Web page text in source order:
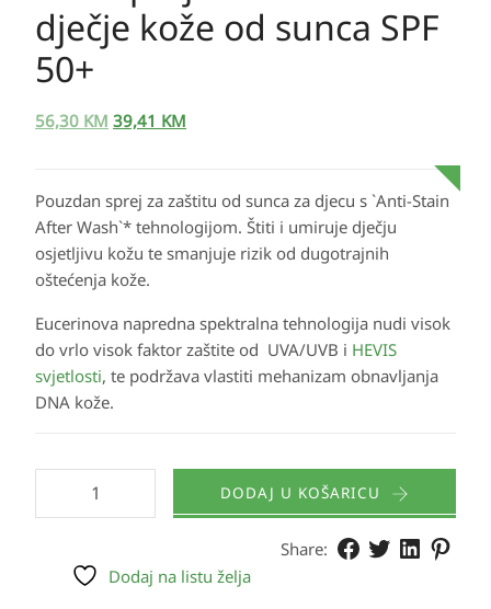
dječje kože od sunca SPF
50+
56,30 KM 39,41 KM
Pouzdan sprej za zaštitu od sunca za djecu s `Anti-Stain
After Wash`* tehnologijom. Štiti i umiruje dječju
osjetljivu kožu te smanjuje rizik od dugotrajnih
oštećenja kože.
Eucerinova napredna spektralna tehnologija nudi visok
do vrlo visok faktor zaštite od UVA/UVB i HEVIS
svjetlosti, te podržava vlastiti mehanizam obnavljanja
DNA kože.
DODAJ U KOŠARICU
Share:
Dodaj na listu želja